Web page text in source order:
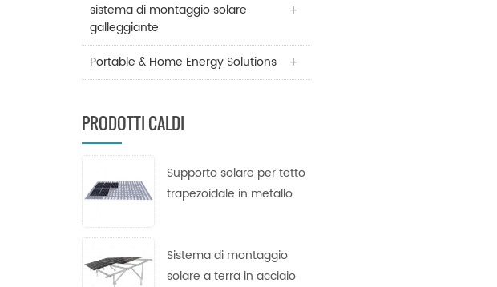
sistema di montaggio solare
galleggiante
Portable & Home Energy Solutions
PRODOTTI CALDI
Supporto solare per tetto
trapezoidale in metallo
Sistema di montaggio
solare a terra in acciaio